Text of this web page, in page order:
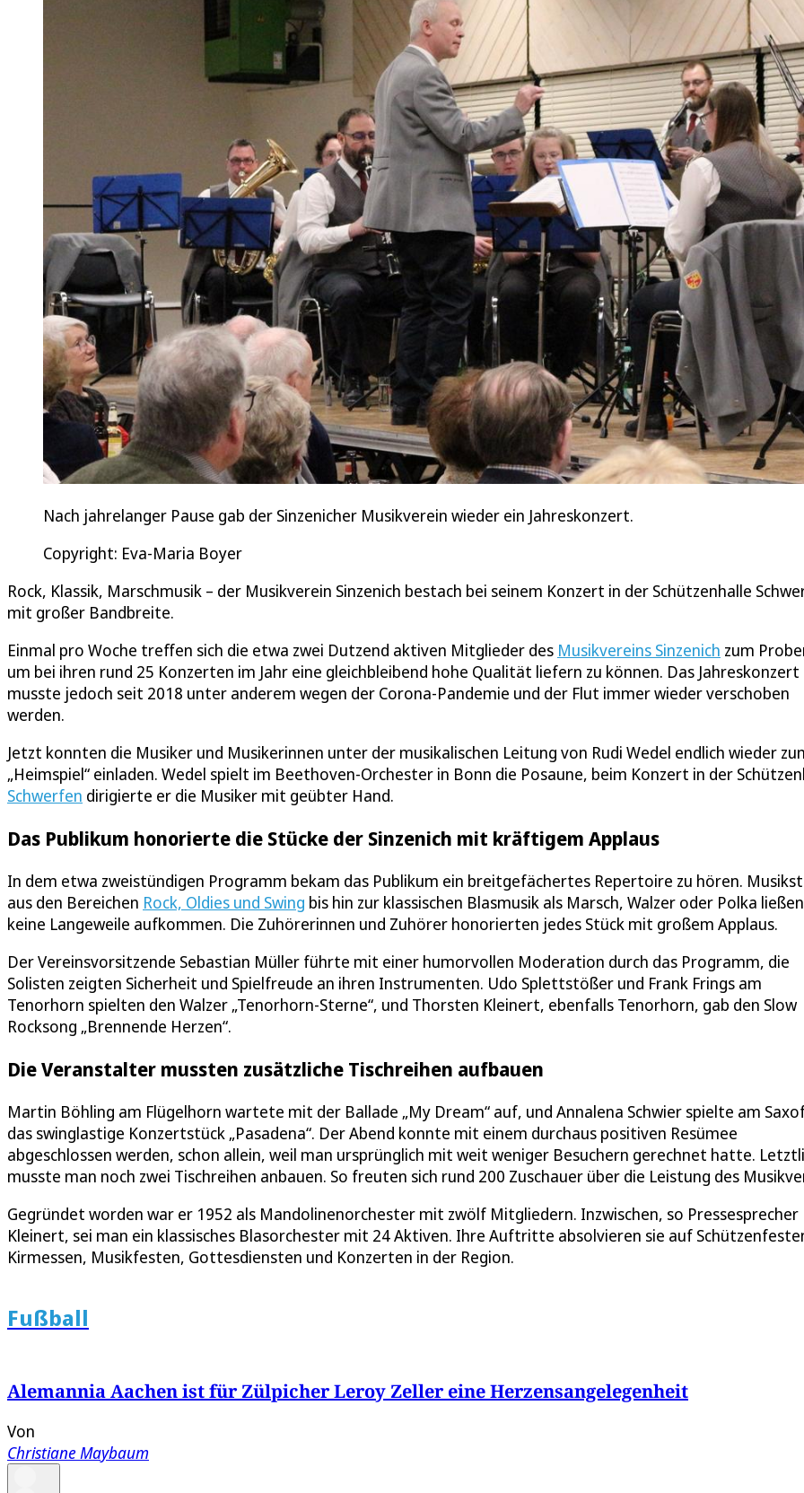
Nach jahrelanger Pause gab der Sinzenicher Musikverein wieder ein Jahreskonzert.
Copyright: Eva-Maria Boyer
Rock, Klassik, Marschmusik – der Musikverein Sinzenich bestach bei seinem Konzert in der Schützenhalle
mit großer Bandbreite.
Einmal pro Woche treffen sich die etwa zwei Dutzend aktiven Mitglieder des Musikvereins Sinzenich zum
um bei ihren rund 25 Konzerten im Jahr eine gleichbleibend hohe Qualität liefern zu können. Das Jahreskonzert
musste jedoch seit 2018 unter anderem wegen der Corona-Pandemie und der Flut immer wieder verschoben
werden.
Jetzt konnten die Musiker und Musikerinnen unter der musikalischen Leitung von Rudi Wedel endlich wieder
„Heimspiel“ einladen. Wedel spielt im Beethoven-Orchester in Bonn die Posaune, beim Konzert in der
Schwerfen dirigierte er die Musiker mit geübter Hand.
Das Publikum honorierte die Stücke der Sinzenich mit kräftigem Applaus
In dem etwa zweistündigen Programm bekam das Publikum ein breitgefächertes Repertoire zu hören.
aus den Bereichen Rock, Oldies und Swing bis hin zur klassischen Blasmusik als Marsch, Walzer oder Polka ließen
keine Langeweile aufkommen. Die Zuhörerinnen und Zuhörer honorierten jedes Stück mit großem Applaus.
Der Vereinsvorsitzende Sebastian Müller führte mit einer humorvollen Moderation durch das Programm, die
Solisten zeigten Sicherheit und Spielfreude an ihren Instrumenten. Udo Splettstößer und Frank Frings am
Tenorhorn spielten den Walzer „Tenorhorn-Sterne“, und Thorsten Kleinert, ebenfalls Tenorhorn, gab den Slow
Rocksong „Brennende Herzen“.
Die Veranstalter mussten zusätzliche Tischreihen aufbauen
Martin Böhling am Flügelhorn wartete mit der Ballade „My Dream“ auf, und Annalena Schwier spielte am
das swinglastige Konzertstück „Pasadena“. Der Abend konnte mit einem durchaus positiven Resümee
abgeschlossen werden, schon allein, weil man ursprünglich mit weit weniger Besuchern gerechnet hatte.
musste man noch zwei Tischreihen anbauen. So freuten sich rund 200 Zuschauer über die Leistung des
Gegründet worden war er 1952 als Mandolinenorchester mit zwölf Mitgliedern. Inzwischen, so Pressesprecher
Kleinert, sei man ein klassisches Blasorchester mit 24 Aktiven. Ihre Auftritte absolvieren sie auf
Kirmessen, Musikfesten, Gottesdiensten und Konzerten in der Region.
Fußball
Alemannia Aachen ist für Zülpicher Leroy Zeller eine Herzensangelegenheit
Von
Christiane Maybaum